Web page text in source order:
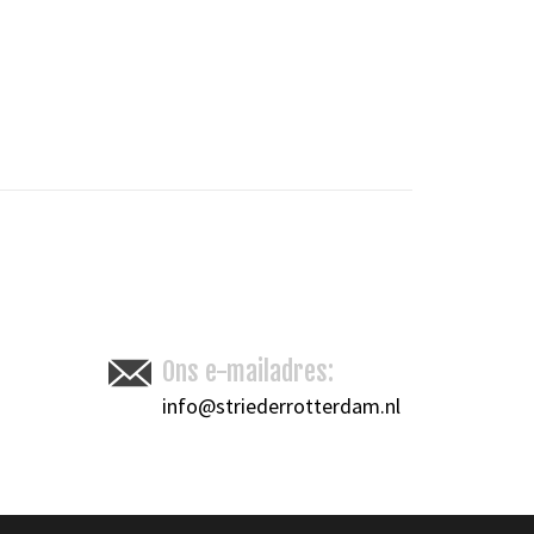
Ons e-mailadres:
info@striederrotterdam.nl